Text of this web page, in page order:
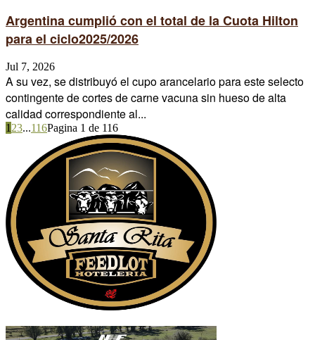
Argentina cumplió con el total de la Cuota Hilton
para el ciclo2025/2026
Jul 7, 2026
A su vez, se distribuyó el cupo arancelario para este selecto
contingente de cortes de carne vacuna sin hueso de alta
calidad correspondiente al...
1 23...116Pagina 1 de 116